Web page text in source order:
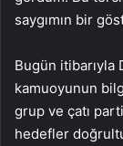
saygımın bir
Bugün itibarıyla
kamuoyunun
grup ve çatı parti
hedefler